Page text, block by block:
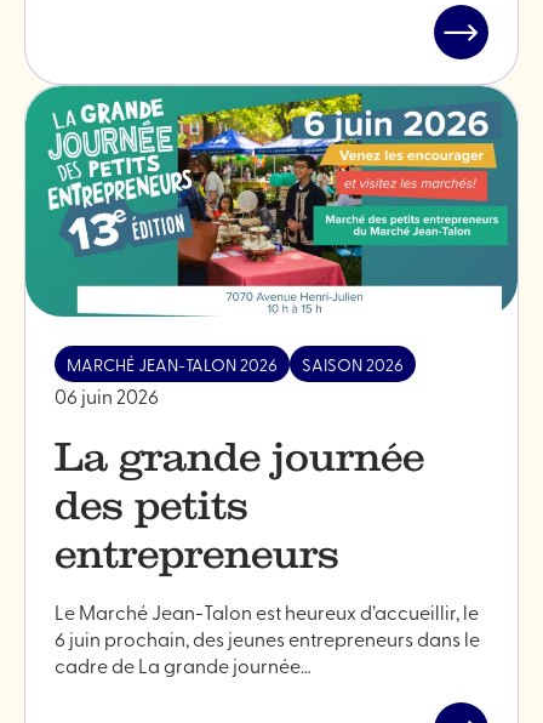
Lire
l'article
"BBQ
de
la
SDC"
MARCHÉ JEAN-TALON 2026 SAISON 2026
06 juin 2026
La grande journée
des petits
entrepreneurs
Le Marché Jean-Talon est heureux d’accueillir, le
6 juin prochain, des jeunes entrepreneurs dans le
cadre de La grande journée…